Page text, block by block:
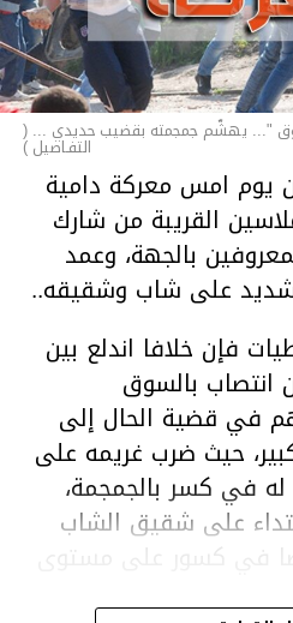
"... يهشّم جمجمته بقضيب حديدي ... (
التفـاصيل )
يوم امس معركة دامية
القريبة من شارك
بالجهة، وعمد
على شاب وشقيقه..
فإن خلافا اندلع بين
انتصاب بالسوق
في قضية الحال إلى
حيث ضرب غريمه على
في كسر بالجمجمة،
على شقيق الشاب
في كسور على مستوى